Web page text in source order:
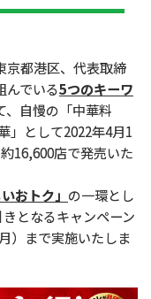
都港区、代表取締
んでいる5つのキーワ
、自慢の「中華料
」として2022年4月1
16,600店で発売いた
おトク」 の一環とし
となるキャンペーン
）まで実施いたしま